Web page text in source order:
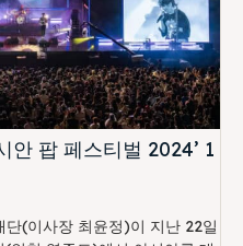
안 팝 페스티벌 2024’ 1
(이사장 최윤정)이 지난 22일